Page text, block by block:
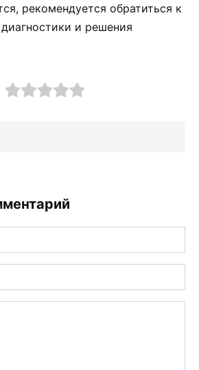
рекомендуется обратиться к
и решения